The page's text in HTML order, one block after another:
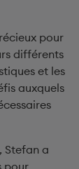
pour
différents
et les
auxquels
Stefan a
pour